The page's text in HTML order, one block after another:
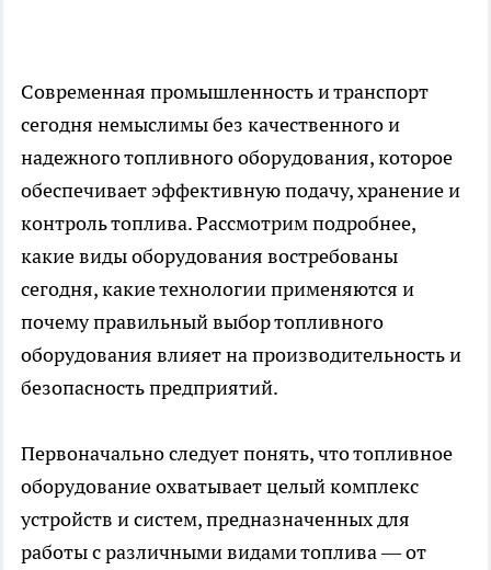
Современная промышленность и транспорт
сегодня немыслимы без качественного и
надежного топливного оборудования, которое
обеспечивает эффективную подачу, хранение и
контроль топлива. Рассмотрим подробнее,
какие виды оборудования востребованы
сегодня, какие технологии применяются и
почему правильный выбор топливного
оборудования влияет на производительность и
безопасность предприятий.
Первоначально следует понять, чтотопливное
оборудованиеохватывает целый комплекс
устройств и систем, предназначенных для
работы с различными видами топлива — от